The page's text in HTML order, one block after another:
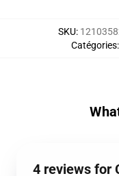
SKU:
Catégories:
4 reviews for